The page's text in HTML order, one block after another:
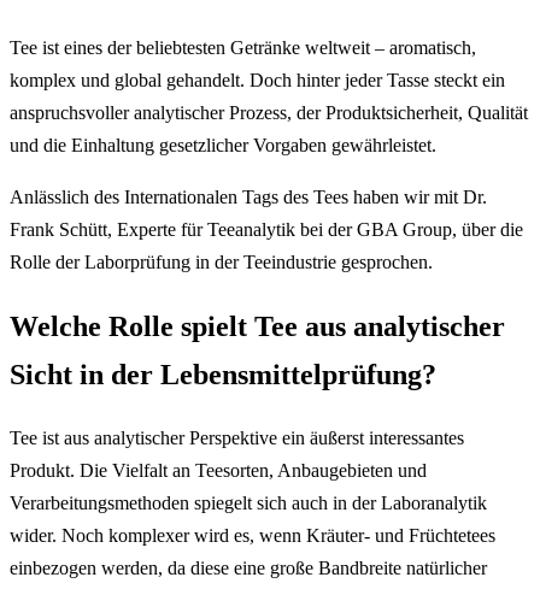
Tee ist eines der beliebtesten Getränke weltweit – aromatisch,
komplex und global gehandelt. Doch hinter jeder Tasse steckt ein
anspruchsvoller analytischer Prozess, der Produktsicherheit, Qualität
und die Einhaltung gesetzlicher Vorgaben gewährleistet.
Anlässlich des Internationalen Tags des Tees haben wir mit Dr.
Frank Schütt, Experte für Teeanalytik bei der GBA Group, über die
Rolle der Laborprüfung in der Teeindustrie gesprochen.
Welche Rolle spielt Tee aus analytischer
Sicht in der Lebensmittelprüfung?
Tee ist aus analytischer Perspektive ein äußerst interessantes
Produkt. Die Vielfalt an Teesorten, Anbaugebieten und
Verarbeitungsmethoden spiegelt sich auch in der Laboranalytik
wider. Noch komplexer wird es, wenn Kräuter- und Früchtetees
einbezogen werden, da diese eine große Bandbreite natürlicher